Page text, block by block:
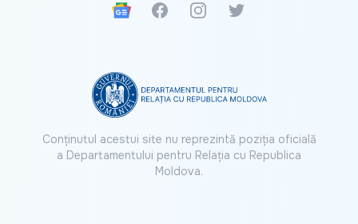
Google News
FacebookInstagramTwitter
Conținutul acestui site nu reprezintă poziția oficială
a Departamentului pentru Relația cu Republica
Moldova.